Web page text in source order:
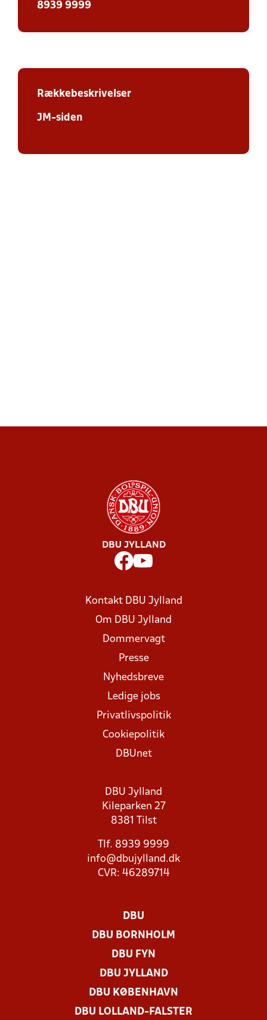
8939 9999
Rækkebeskrivelser
JM-siden
DBU JYLLAND
Kontakt DBU Jylland
Om DBU Jylland
Dommervagt
Presse
Nyhedsbreve
Ledige jobs
Privatlivspolitik
Cookiepolitik
DBUnet
DBU Jylland
Kileparken 27
8381 Tilst
Tlf. 8939 9999
info@dbujylland.dk
CVR: 46289714
DBU
DBU BORNHOLM
DBU FYN
DBU JYLLAND
DBU KØBENHAVN
DBU LOLLAND-FALSTER